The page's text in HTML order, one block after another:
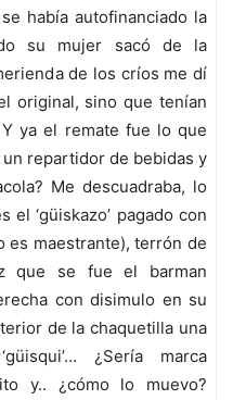
había autofinanciado la
su mujer sacó de la
de los críos me dí
original, sino que tenían
Y ya el remate fue lo que
repartidor de bebidas y
Me descuadraba, lo
el ‘güiskazo’ pagado con
es maestrante), terrón de
que se fue el barman
con disimulo en su
de la chaquetilla una
¿Sería marca
y.. ¿cómo lo muevo?